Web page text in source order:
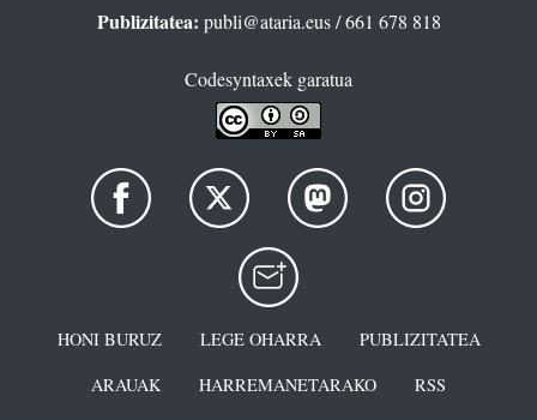
Publizitatea: publi@ataria.eus/ 661 678 818
Codesyntaxek garatua
HONI BURUZ LEGE OHARRA
PUBLIZITATEA
ARAUAK
HARREMANETARAKO RSS